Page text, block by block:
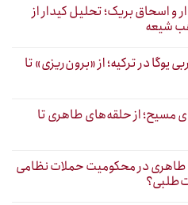
و اسحاق بریک؛ تحلیل کیدار از
شیعه
در ترکیه؛ از «برون‌ریزی» تا
مسیح؛ از حلقه‌های طاهری تا
طاهری در محکومیت حملات نظامی